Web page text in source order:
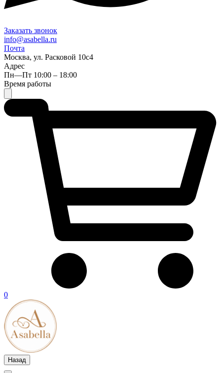
Заказать звонок
info@asabella.ru
Почта
Москва, ул. Расковой 10с4
Адрес
Пн—Пт 10:00 – 18:00
Время работы
0
Назад